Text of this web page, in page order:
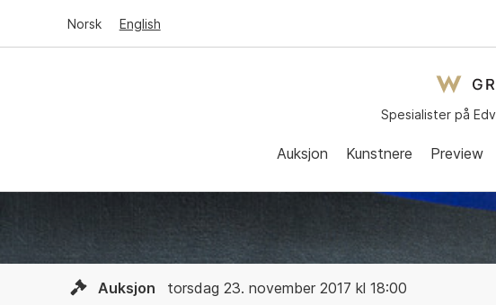
Norsk English
Spesialister på
Auksjon Kunstnere Preview
Auksjon torsdag 23. november 2017 kl 18:00